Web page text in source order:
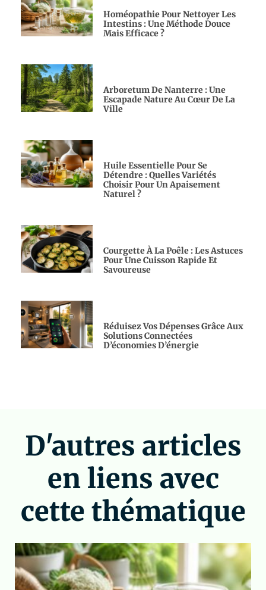
Homéopathie Pour Nettoyer Les
Intestins : Une Méthode Douce
Mais Efficace ?
Arboretum De Nanterre : Une
Escapade Nature Au Cœur De La
Ville
Huile Essentielle Pour Se
Détendre : Quelles Variétés
Choisir Pour Un Apaisement
Naturel ?
Courgette À La Poêle : Les Astuces
Pour Une Cuisson Rapide Et
Savoureuse
Réduisez Vos Dépenses Grâce Aux
Solutions Connectées
D’économies D’énergie
D'autres articles
en liens avec
cette thématique